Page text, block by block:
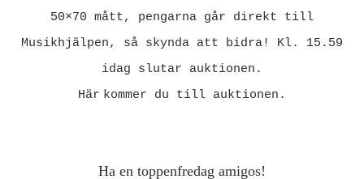
50×70 mått, pengarna går direkt till
Musikhjälpen, så skynda att bidra! Kl. 15.59
idag slutar auktionen.
Här kommer du till auktionen.
Ha en toppenfredag amigos!